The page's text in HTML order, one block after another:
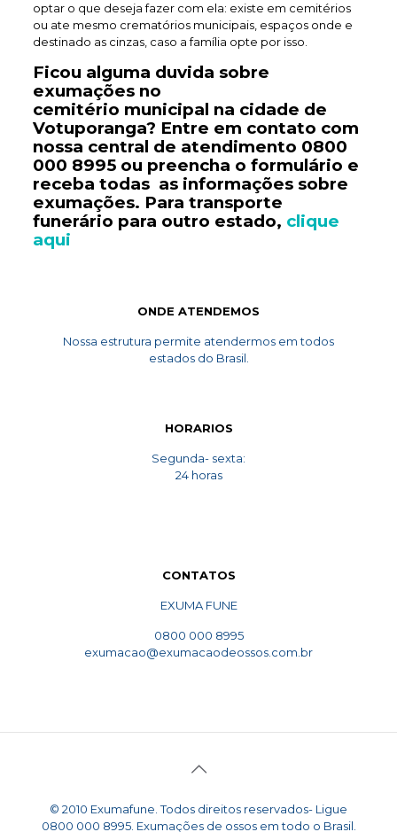
optar o que deseja fazer com ela: existe em cemitérios
ou ate mesmo crematórios municipais, espaços onde e
destinado as cinzas, caso a família opte por isso.
Ficou alguma duvida sobre
exumações no
cemitério municipal na cidade de
Votuporanga? Entre em contato com
nossa central de atendimento 0800
000 8995ou preencha o formulário e
receba todas as informações sobre
exumações. Para transporte
funerário para outro estado, clique
aqui
ONDE ATENDEMOS
Nossa estrutura permite atendermos em todos
estados do Brasil.
HORARIOS
Segunda- sexta:
24 horas
CONTATOS
EXUMA FUNE
0800 000 8995
exumacao@exumacaodeossos.com.br
© 2010 Exumafune. Todos direitos reservados- Ligue
0800 000 8995. Exumações de ossos em todo o Brasil.